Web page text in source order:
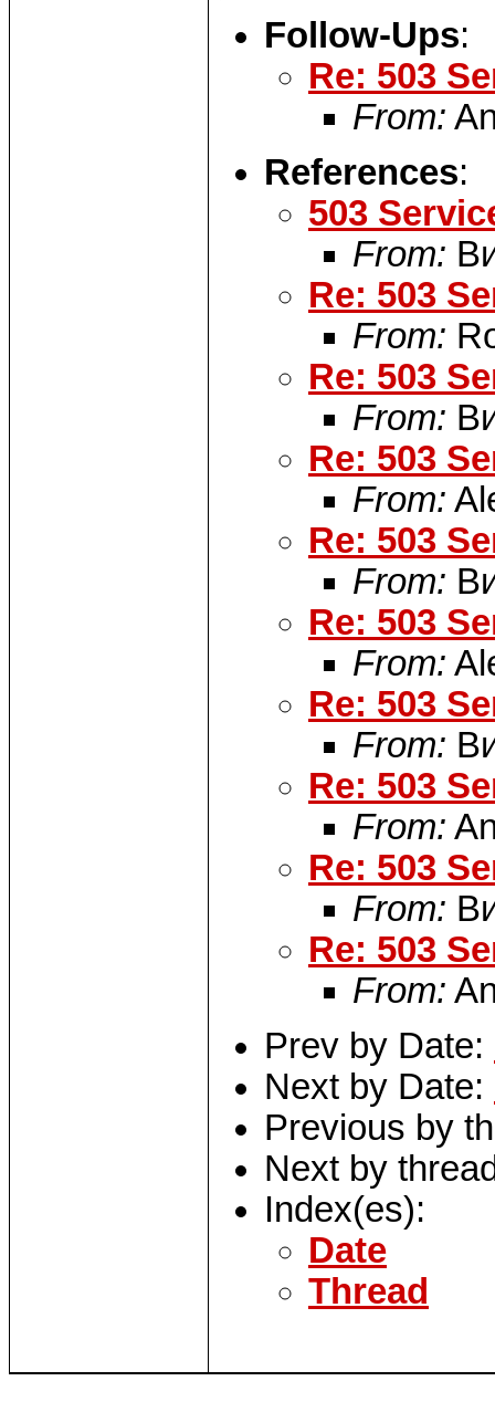
Follow-Ups:
Re: 503
From:
References:
503
From:
Re: 503
From:
Re: 503
From:
Re: 503
From:
Re: 503
From:
Re: 503
From:
Re: 503
From:
Re: 503
From:
Re: 503
From:
Re: 503
From:
Prev by Date:
Next by Date:
Previous by
Next by
Index(es):
Date
Thread